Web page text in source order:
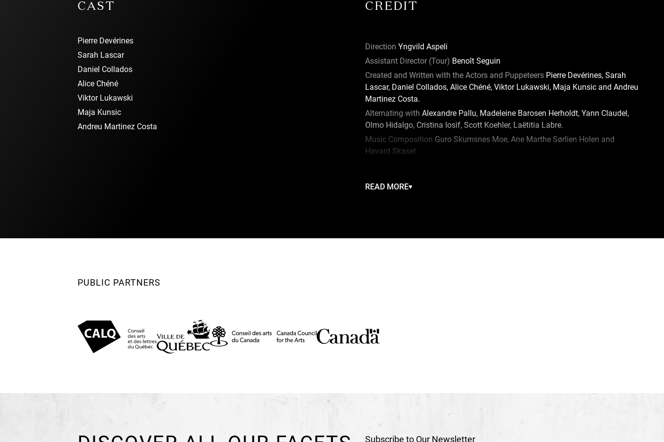
CAST
Pierre Devérines
Sarah Lascar
Daniel Collados
Alice Chéné
Viktor Lukawski
Maja Kunsic
Andreu Martinez Costa
CREDIT
Direction Yngvild Aspeli
Assistant Director (Tour) Benoît Seguin
Created and Written with the Actors and PuppeteersPierre Devérines, Sarah
Lascar, Daniel Collados, Alice Chéné, Viktor Lukawski, Maja Kunsic and Andreu
Martinez Costa.
Alternating with Alexandre Pallu, Madeleine Barosen Herholdt, Yann Claudel,
Olmo Hidalgo, Cristina Iosif, Scott Koehler, Laëtitia Labre.
Music Composition Guro Skumsnes Moe, Ane Marthe Sørlien Holen and
Havard Skaset
ScenographyElisabeth Holager Lund
Assistant Director (Creation)
Dramaturge
READ MORE
PUBLIC PARTNERS
Subscribe to Our Newsletter